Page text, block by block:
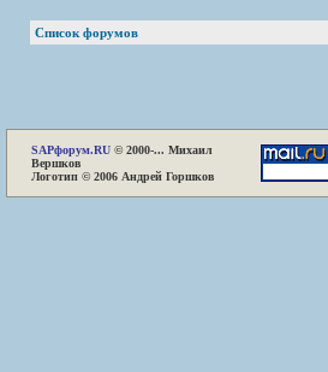
Список форумов
SAPфорум.RU © 2000-... Михаил
Вершков
Логотип © 2006 Андрей Горшков